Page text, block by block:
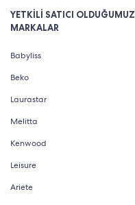
YETKİLİ SATICI OLDUĞUMUZ
MARKALAR
Babyliss
Beko
Laurastar
Melitta
Kenwood
Leisure
Ariete